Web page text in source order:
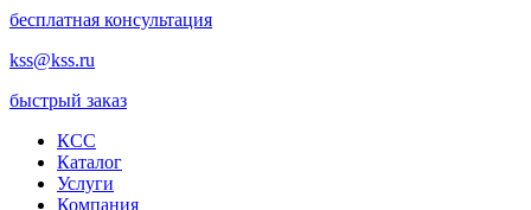
бесплатная консультация
kss@kss.ru
быстрый заказ
КСС
Каталог
Услуги
Компания